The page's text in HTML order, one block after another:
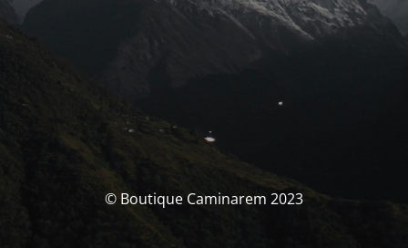
© Boutique Caminarem 2023